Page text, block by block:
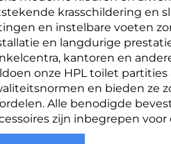
krasschildering en
en instelbare voeten
en langdurige
kantoren en
onze HPL toilet
en bieden ze
Alle benodigde
zijn inbegrepen